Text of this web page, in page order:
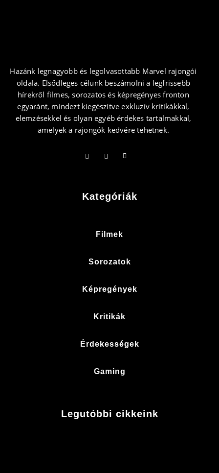
Hazánk legnagyobb és legolvasottabb Marvel rajongói
oldala. Elsődleges célunk beszámolni a legfrissebb
hírekről filmes, sorozatos és képregényes fronton
egyaránt, mindezt kiegészítve exkluzív kritikákkal,
elemzésekkel és olyan egyéb érdekes tartalmakkal,
amelyek a rajongók kedvére tehetnek.
Kategóriák
Filmek
Sorozatok
Képregények
Kritikák
Érdekességek
Gaming
Legutóbbi cikkeink